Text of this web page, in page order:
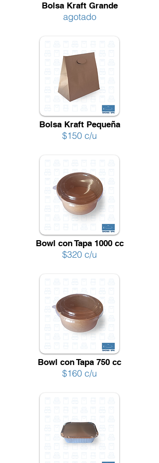
Bolsa Kraft Grande
agotado
Bolsa Kraft Pequeña
$150 c/u
Bowl con Tapa 1000 cc
$320 c/u
Bowl con Tapa 750 cc
$160 c/u